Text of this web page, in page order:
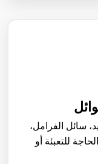
سائل الفرامل،
للتعبئة أو